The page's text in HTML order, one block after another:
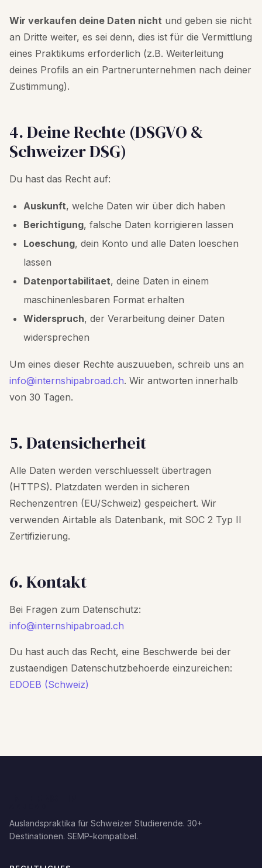
Wir verkaufen deine Daten nicht und geben sie nicht
an Dritte weiter, es sei denn, dies ist für die Vermittlung
eines Praktikums erforderlich (z.B. Weiterleitung
deines Profils an ein Partnerunternehmen nach deiner
Zustimmung).
4. Deine Rechte (DSGVO &
Schweizer DSG)
Du hast das Recht auf:
Auskunft, welche Daten wir über dich haben
Berichtigung, falsche Daten korrigieren lassen
Loeschung, dein Konto und alle Daten loeschen
lassen
Datenportabilitaet, deine Daten in einem
maschinenlesbaren Format erhalten
Widerspruch, der Verarbeitung deiner Daten
widersprechen
Um eines dieser Rechte auszuueben, schreib uns an
info@internshipabroad.ch. Wir antworten innerhalb
von 30 Tagen.
5. Datensicherheit
Alle Daten werden verschluesselt übertragen
(HTTPS). Platzdaten werden in sicheren
Rechenzentren (EU/Schweiz) gespeichert. Wir
verwenden Airtable als Datenbank, mit SOC 2 Typ II
Zertifizierung.
6. Kontakt
Bei Fragen zum Datenschutz:
info@internshipabroad.ch
Du hast auch das Recht, eine Beschwerde bei der
zustaendigen Datenschutzbehoerde einzureichen:
EDOEB (Schweiz)
Auslandspraktika für Schweizer Studierende. 30+
Destinationen. SEMP-kompatibel.